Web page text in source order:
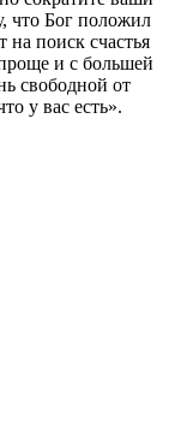
что Бог положил
на поиск счастья
и с большей
свободной от
у вас есть».